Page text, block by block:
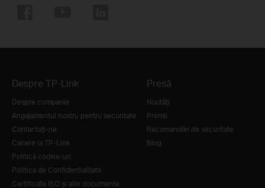
Despre TP-Link
Despre companie
Angajamentul nostru pentru securitate
Contactați-ne
Cariere la TP-Link
Politică cookie-uri
Politica de Confidențialitate
Certificate ISO și alte documente
Presă
Noutăţi
Premii
Recomandări de securitate
Blog